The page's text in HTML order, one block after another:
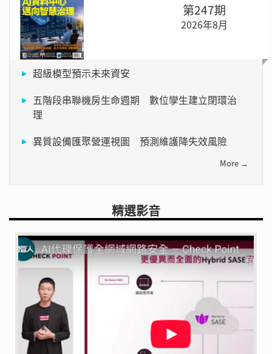
第247期
2026年8月
超級模型預示未來資安
五階段串聯機房生命週期 數位孿生建立閉環治
理
異質設備匯聚營運視圖 預測維護降失效風險
More →
精選影音